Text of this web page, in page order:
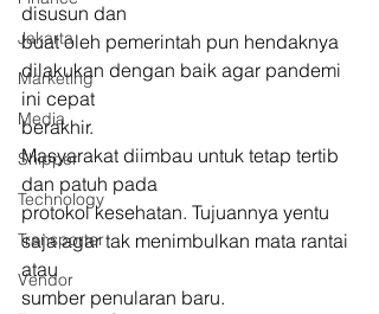
Jakarta
Marketing
Media
Shipper
Technology
Transporter
Vendor
disusun dan
buat oleh pemerintah pun hendaknya
dilakukan dengan baik agar pandemi
ini cepat
berakhir.
Masyarakat diimbau untuk tetap tertib
dan patuh pada
protokol kesehatan. Tujuannya yentu
saja agar tak menimbulkan mata rantai
atau
sumber penularan baru.